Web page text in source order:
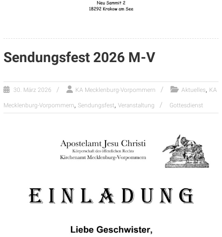
Sendungsfest 2026 M-V
30. März 2026 KA Mecklenburg-Vorpommern Aktuelles, KA
Mecklenburg-Vorpommern, Sendungsfest, Veranstaltung Gottesdienst